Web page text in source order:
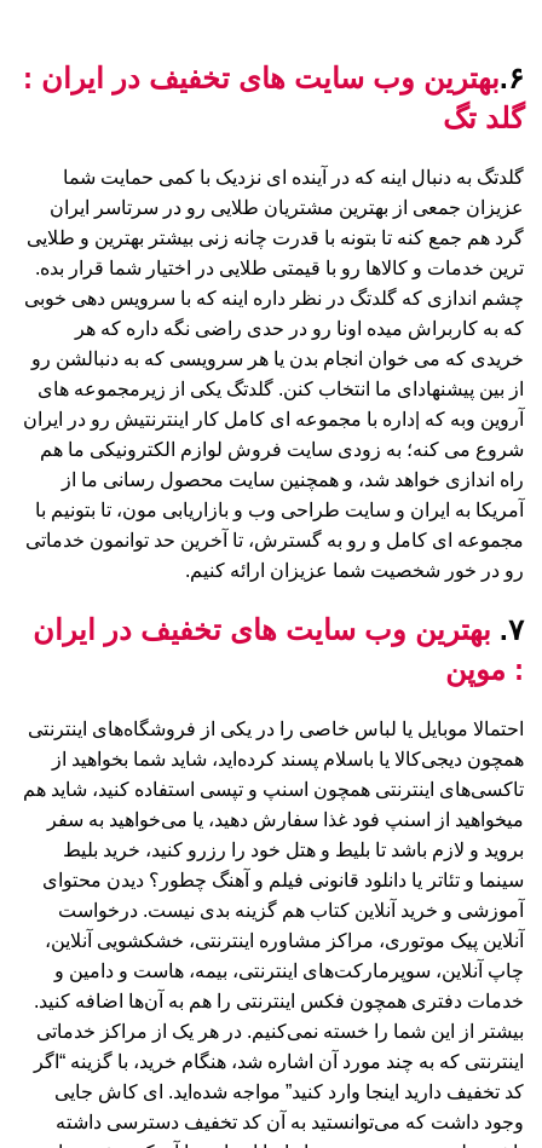
۶. بهترین وب سایت های تخفیف در ایران :
گلد تگ
گلدتگ به دنبال اینه که در آینده ای نزدیک با کمی حمایت شما
عزیزان جمعی از بهترین مشتریان طلایی رو در سرتاسر ایران
گرد هم جمع کنه تا بتونه با قدرت چانه زنی بیشتر بهترین و طلایی
ترین خدمات و کالاها رو با قیمتی طلایی در اختیار شما قرار بده.
چشم اندازی که گلدتگ در نظر داره اینه که با سرویس دهی خوبی
که به کاربراش میده اونا رو در حدی راضی نگه داره که هر
خریدی که می خوان انجام بدن یا هر سرویسی که به دنبالشن رو
از بین پیشنهادای ما انتخاب کنن. گلدتگ یکی از زیرمجموعه های
آروین وبه که |داره با مجموعه ای کامل کار اینترنتیش رو در ایران
شروع می کنه؛ به زودی سایت فروش لوازم الکترونیکی ما هم
راه اندازی خواهد شد، و همچنین سایت محصول رسانی ما از
آمریکا به ایران و سایت طراحی وب و بازاریابی مون، تا بتونیم با
مجموعه ای کامل و رو به گسترش، تا آخرین حد توانمون خدماتی
رو در خور شخصیت شما عزیزان ارائه کنیم.
۷. بهترین وب سایت های تخفیف در ایران
: موپن
احتمالا موبایل یا لباس خاصی را در یکی از فروشگاه‌های اینترنتی
همچون دیجی‌کالا یا باسلام پسند کرده‌اید، شاید شما بخواهید از
تاکسی‌های اینترنتی همچون اسنپ و تپسی استفاده کنید، شاید هم
میخواهید از اسنپ فود غذا سفارش دهید، یا می‌خواهید به سفر
بروید و لازم باشد تا بلیط و هتل خود را رزرو کنید، خرید بلیط
سینما و تئاتر یا دانلود قانونی فیلم و آهنگ چطور؟ دیدن محتوای
آموزشی و خرید آنلاین کتاب هم گزینه بدی نیست. درخواست
آنلاین پیک موتوری، مراکز مشاوره اینترنتی، خشکشویی آنلاین،
چاپ آنلاین، سوپرمارکت‌های اینترنتی، بیمه، هاست و دامین و
خدمات دفتری همچون فکس اینترنتی را هم به آن‌ها اضافه کنید.
بیشتر از این شما را خسته نمی‌کنیم. در هر یک از مراکز خدماتی
اینترنتی که به چند مورد آن اشاره شد، هنگام خرید، با گزینه‌ “اگر
کد تخفیف دارید اینجا وارد کنید” مواجه شده‌اید. ای کاش جایی
وجود داشت که می‌توانستید به آن کد تخفیف دسترسی داشته